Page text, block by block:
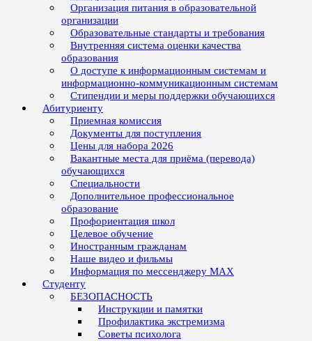
Организация питания в образовательной
организации
Образовательные стандарты и требования
Внутренняя система оценки качества
образования
О доступе к информационным системам и
информационно-коммуникационным системам
Стипендии и меры поддержки обучающихся
Абитуриенту
Приемная комиссия
Документы для поступления
Цены для набора 2026
Вакантные места для приёма (перевода)
обучающихся
Специальности
Дополнительное профессиональное
образование
Профориентация школ
Целевое обучение
Иностранным гражданам
Наше видео и фильмы
Информация по мессенджеру MAX
Студенту
БЕЗОПАСНОСТЬ
Инструкции и памятки
Профилактика экстремизма
Советы психолога